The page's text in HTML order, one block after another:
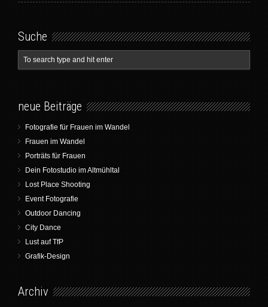
Suche
neue Beiträge
Fotografie für Frauen im Wandel
Frauen im Wandel
Porträts für Frauen
Dein Fotostudio im Altmühltal
Lost Place Shooting
Event Fotografie
Outdoor Dancing
City Dance
Lust auf TfP
Grafik-Design
Archiv